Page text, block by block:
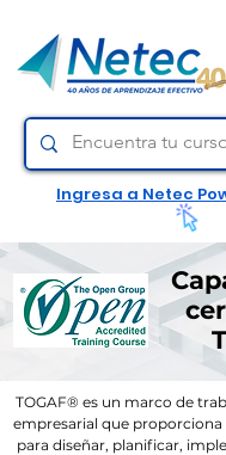
Ingresa a Netec
TOGAF® es un marco de
empresarial que
para diseñar, planificar,